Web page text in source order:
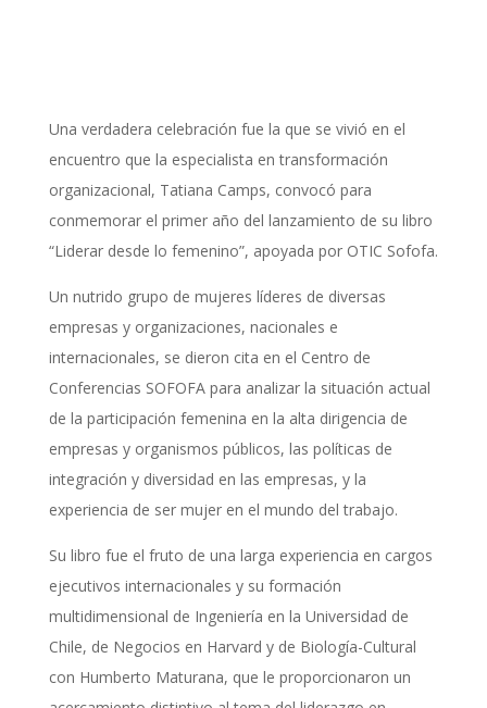
Una verdadera celebración fue la que se vivió en el
encuentro que la especialista en transformación
organizacional, Tatiana Camps, convocó para
conmemorar el primer año del lanzamiento de su libro
“Liderar desde lo femenino”, apoyada por OTIC Sofofa.
Un nutrido grupo de mujeres líderes de diversas
empresas y organizaciones, nacionales e
internacionales, se dieron cita en el Centro de
Conferencias SOFOFA para analizar la situación actual
de la participación femenina en la alta dirigencia de
empresas y organismos públicos, las políticas de
integración y diversidad en las empresas, y la
experiencia de ser mujer en el mundo del trabajo.
Su libro fue el fruto de una larga experiencia en cargos
ejecutivos internacionales y su formación
multidimensional de Ingeniería en la Universidad de
Chile, de Negocios en Harvard y de Biología-Cultural
con Humberto Maturana, que le proporcionaron un